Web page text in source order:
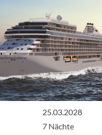
25.03.2028
7 Nächte